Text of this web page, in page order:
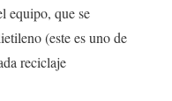
equipo, que se
(este es uno de
reciclaje